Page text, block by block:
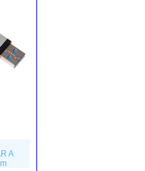
A